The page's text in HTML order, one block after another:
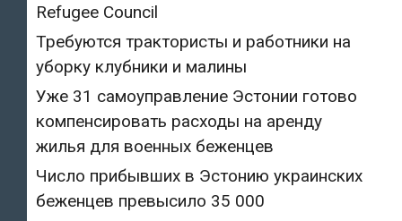
Refugee Council
Требуются трактористы и работники на
уборку клубники и малины
Уже 31 самоуправление Эстонии готово
компенсировать расходы на аренду
жилья для военных беженцев
Число прибывших в Эстонию украинских
беженцев превысило 35 000